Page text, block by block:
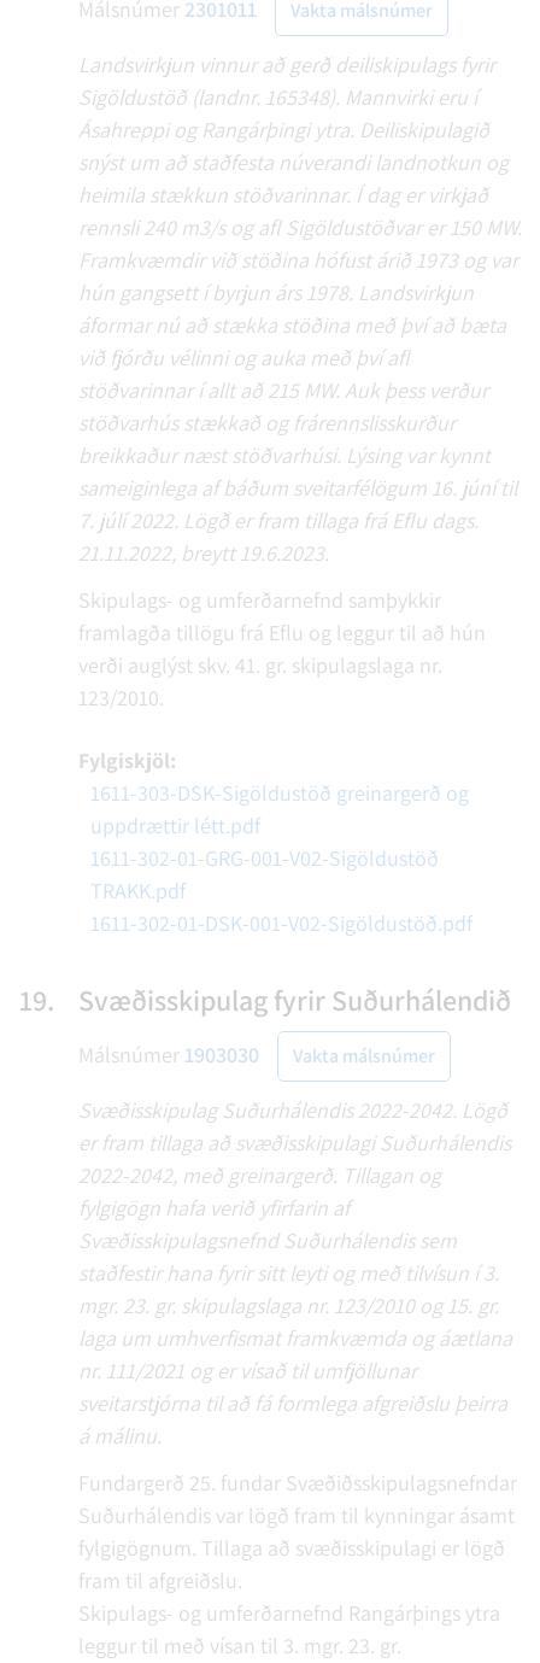
Málsnúmer 2301011 Vakta málsnúmer
Landsvirkjun vinnur að gerð deiliskipulags fyrir
Sigöldustöð (landnr. 165348). Mannvirki eru í
Ásahreppi og Rangárþingi ytra. Deiliskipulagið
snýst um að staðfesta núverandi landnotkun og
heimila stækkun stöðvarinnar. Í dag er virkjað
rennsli 240 m3/s og afl Sigöldustöðvar er 150 MW.
Framkvæmdir við stöðina hófust árið 1973 og var
hún gangsett í byrjun árs 1978. Landsvirkjun
áformar nú að stækka stöðina með því að bæta
við fjórðu vélinni og auka með því afl
stöðvarinnar í allt að 215 MW. Auk þess verður
stöðvarhús stækkað og frárennslisskurður
breikkaður næst stöðvarhúsi. Lýsing var kynnt
sameiginlega af báðum sveitarfélögum 16. júní til
7. júlí 2022. Lögð er fram tillaga frá Eflu dags.
21.11.2022, breytt 19.6.2023.
Skipulags- og umferðarnefnd samþykkir
framlagða tillögu frá Eflu og leggur til að hún
verði auglýst skv. 41. gr. skipulagslaga nr.
123/2010.
Fylgiskjöl:
1611-303-DSK-Sigöldustöð greinargerð og
uppdrættir létt.pdf
1611-302-01-GRG-001-V02-Sigöldustöð
TRAKK.pdf
1611-302-01-DSK-001-V02-Sigöldustöð.pdf
19. Svæðisskipulag fyrir Suðurhálendið
Málsnúmer 1903030 Vakta málsnúmer
Svæðisskipulag Suðurhálendis 2022-2042. Lögð
er fram tillaga að svæðisskipulagi Suðurhálendis
2022-2042, með greinargerð. Tillagan og
fylgigögn hafa verið yfirfarin af
Svæðisskipulagsnefnd Suðurhálendis sem
staðfestir hana fyrir sitt leyti og með tilvísun í 3.
mgr. 23. gr. skipulagslaga nr. 123/2010 og 15. gr.
laga um umhverfismat framkvæmda og áætlana
nr. 111/2021 og er vísað til umfjöllunar
sveitarstjórna til að fá formlega afgreiðslu þeirra
á málinu.
Fundargerð 25. fundar Svæðiðsskipulagsnefndar
Suðurhálendis var lögð fram til kynningar ásamt
fylgigögnum. Tillaga að svæðisskipulagi er lögð
fram til afgreiðslu.
Skipulags- og umferðarnefnd Rangárþings ytra
leggur til með vísan til 3. mgr. 23. gr.